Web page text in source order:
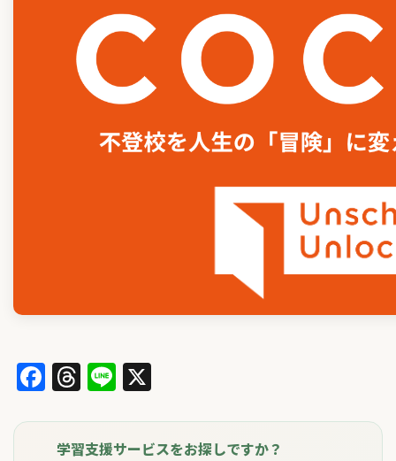
Facebook
Threads
Line
学習支援サービスをお探しですか？